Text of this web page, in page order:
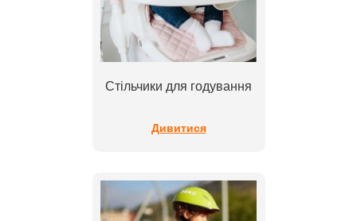
Стільчики для годування
Дивитися